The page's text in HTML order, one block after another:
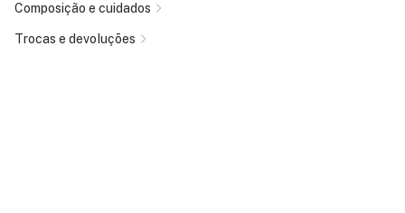
Composição e cuidados
Trocas e devoluções